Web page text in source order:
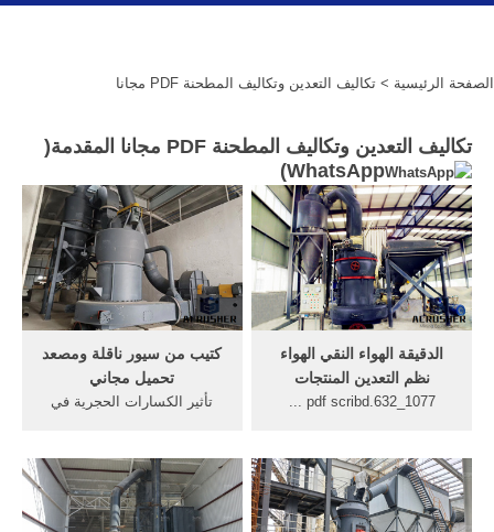
الصفحة الرئيسية > تكاليف التعدين وتكاليف المطحنة PDF مجانا
تكاليف التعدين وتكاليف المطحنة PDF مجانا المقدمة(
WhatsApp
)
كتيب من سيور ناقلة ومصعد
تحميل مجاني
تأثير الكسارات الحجرية في
سحق قوات الدفاع الشعبي
ناقل كتيب pdf تحميل مجاني
الفك . خذ المزيد. احصل على
الدقيقة الهواء النقي الهواء
نظم التعدين المنتجات
T130X سلسلة من المطحنة
الدقيقة السوبر مطحنة مربعية
أوروبية سلسلة من المطحنة